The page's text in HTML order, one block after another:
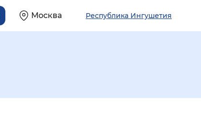
Москва Республика Ингушетия